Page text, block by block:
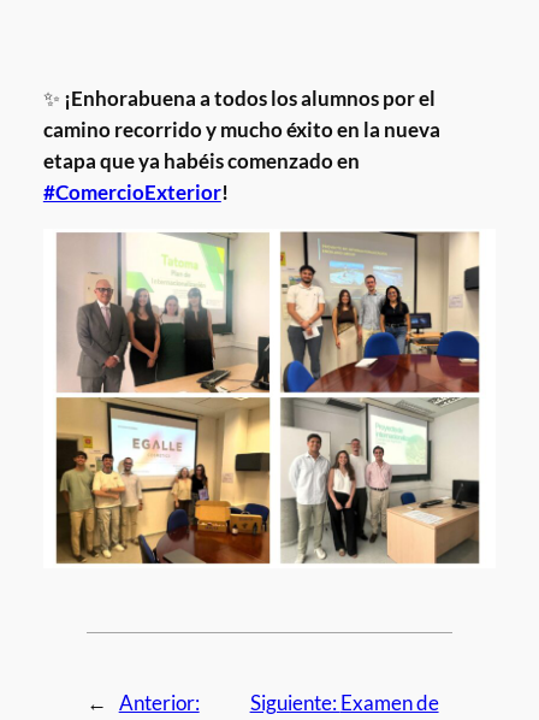
✨ ¡Enhorabuena a todos los alumnos por el
camino recorrido y mucho éxito en la nueva
etapa que ya habéis comenzado en
#ComercioExterior!
←
Anterior:
Siguiente:Examen de